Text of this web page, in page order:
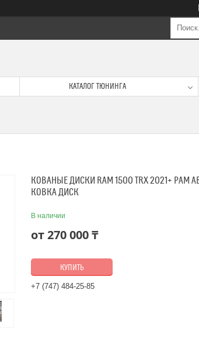
КАТАЛОГ ТЮНИНГА
КОВАНЫЕ ДИСКИ RAM 1500 TRX 2021+
КОВКА ДИСК
В наличии
от270 000 ₸
КУПИТЬ
+7 (747) 484-25-85